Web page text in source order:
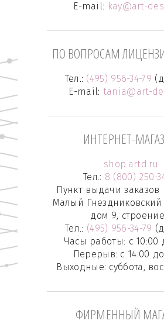
E-mail: kay@art-
ПО ВОПРОСАМ
Тел.: (495) 956-34-79
E-mail: tania@art-
ИНТЕРНЕТ-
shop.artd.ru
Тел.: 8 (800) 250-
Пункт выдачи заказов
Малый Гнездниковский
дом 9,
Тел.: (495) 956-34-79
Часы работы: с 10:00
Перерыв: с 14:00
Выходные: суббота,
ФИРМЕННЫЙ